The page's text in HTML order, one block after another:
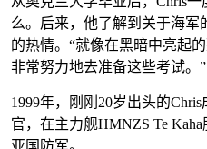
么。后来，他了解到关于海军
的热情。“就像在黑暗中亮起
非常努力地去准备这些考试。”
1999年，刚刚20岁出头的
官，在主力舰HMNZS Te